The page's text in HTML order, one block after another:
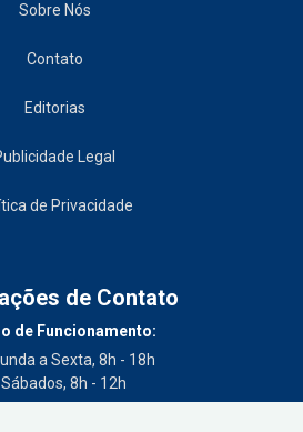
Sobre Nós
Contato
Editorias
Legal
de Privacidade
de Contato
de Funcionamento:
a Sexta, 8h - 18h
Sábados, 8h - 12h